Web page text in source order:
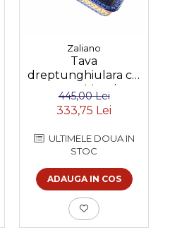
Zaliano
Tava
dreptunghiulara cu
manere Morning
Sunrise, ceramica
smaltuita, pictata
manual, 23,0 X 39, 0
cm
445,00 Lei
333,75 Lei
ULTIMELE DOUA IN
STOC
ADAUGA IN COS